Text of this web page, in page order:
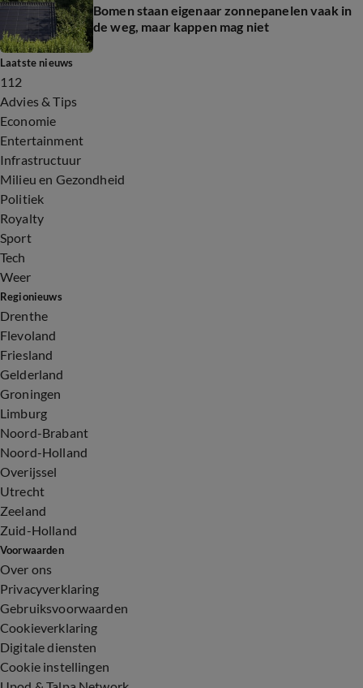
Bomen staan eigenaar zonnepanelen vaak in
de weg, maar kappen mag niet
Laatste nieuws
112
Advies & Tips
Economie
Entertainment
Infrastructuur
Milieu en Gezondheid
Politiek
Royalty
Sport
Tech
Weer
Regionieuws
Drenthe
Flevoland
Friesland
Gelderland
Groningen
Limburg
Noord-Brabant
Noord-Holland
Overijssel
Utrecht
Zeeland
Zuid-Holland
Voorwaarden
Over ons
Privacyverklaring
Gebruiksvoorwaarden
Cookieverklaring
Digitale diensten
Cookie instellingen